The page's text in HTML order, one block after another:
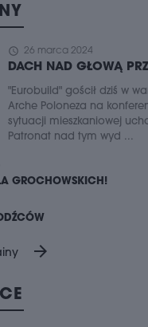
schedule 26 marca 2024
DACH NAD GŁOWĄ
"Eurobuild" gościł dziś w
Arche Poloneza na
sytuacji mieszkaniowej
Patronat nad tym wyd ...
GROCHOWSKICH!
arrow_forward